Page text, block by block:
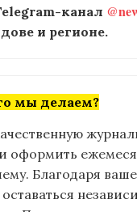
канал
и регионе.
мы делаем?
оформить
Благодаря